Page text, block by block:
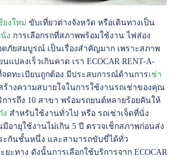
ยงใหม่ ขับเที่ยวต่างจังหวัด หรือเดินทางเป็น
ง การเลือกรถที่สภาพพร้อมใช้งาน ไฟส่อง
ภัยสมบูรณ์ เป็นเรื่องสำคัญมาก เพราะสภาพ
แปลงเร็วเกินคาด เรา ECOCAR RENT-A-
จดทะเบียนถูกต้อง มีประสบการณ์ด้านการเช่า
ร้างความสบายใจในการใช้งานรถเช่าของคุณ
ารถึง 10 สาขา พร้อมรถยนต์หลายร้อยคันให้
ง สำหรับใช้งานทั่วไป หรือ รถเช่าเจ็ดที่นั่ง
อายุใช้งานไม่เกิน 5 ปี ตรวจเช็กสภาพก่อนส่ง
ะกันชั้นหนึ่ง และสามารถขับขี่ได้ทั่ว
ยะทาง ดังนั้นการเลือกใช้บริการจาก ECOCAR